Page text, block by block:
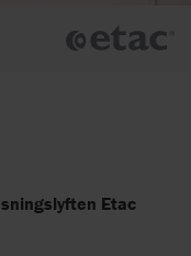
Etac